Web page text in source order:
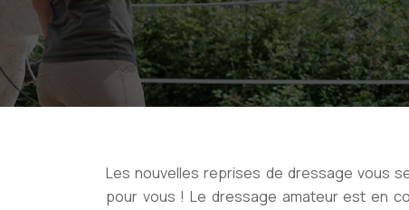
Les nouvelles reprises de dressage vous
pour vous ! Le dressage amateur est en